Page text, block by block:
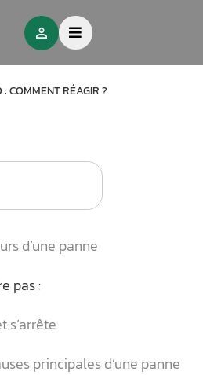
COMMENT RÉAGIR ?
d’une panne
pas :
s’arrête
principales d’une panne